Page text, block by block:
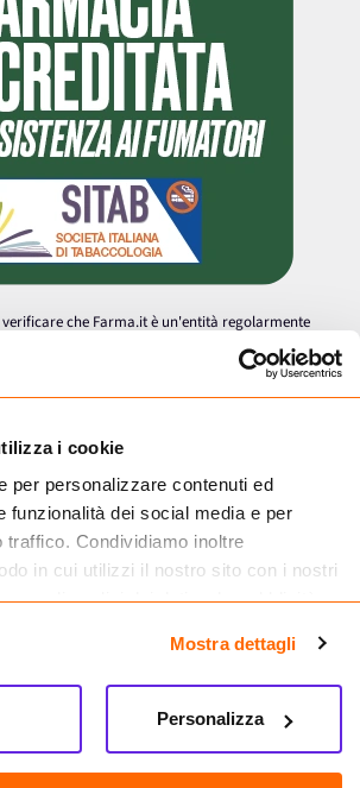
i cookie
per personalizzare contenuti ed
funzionalità dei social media e per
traffico. Condividiamo inoltre
in cui utilizzi il nostro sito con i nostri
di analisi dei dati web, pubblicità e
fornito loro o che hanno raccolto dal
servizi.
Mostra dettagli
Personalizza
che Farma.it è un'entità regolarmente
della Salute a effettuare la vendita online di
REA: NA-884088